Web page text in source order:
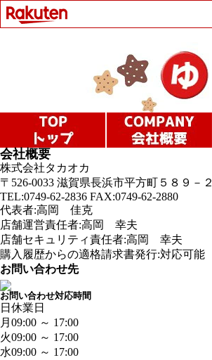
会社概要
株式会社タカオカ
〒526-0033 滋賀県長浜市平方町５８９－２
TEL:0749-62-2836 FAX:0749-62-2880
代表者:高岡 佳克
店舗運営責任者:高岡 幸夫
店舗セキュリティ責任者:高岡 幸夫
購入履歴からの適格請求書発行:対応可能
お問い合わせ先
お問い合わせ対応時間
日 休業日
月 09:00 ～ 17:00
火09:00 ～ 17:00
水09:00 ～ 17:00